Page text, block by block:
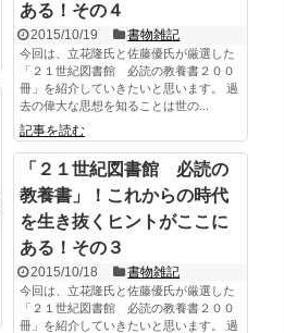
ある！その４
2015/10/19 書物雑記
今回は、立花隆氏と佐藤優氏が厳選した
「２１世紀図書館 必読の教養書２００
冊」を紹介していきたいと思います。 過
去の偉大な思想を知ることは世の...
記事を読む
「２１世紀図書館 必読の
教養書」！これからの時代
を生き抜くヒントがここに
ある！その３
2015/10/18 書物雑記
今回は、立花隆氏と佐藤優氏が厳選した
「２１世紀図書館 必読の教養書２００
冊」を紹介していきたいと思います。 過